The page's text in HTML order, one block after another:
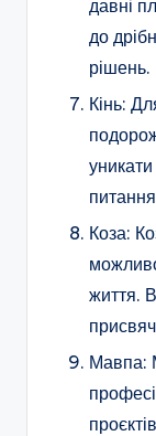
давні
до
рішень.
Кінь:
Коза:
життя.
Мавпа: